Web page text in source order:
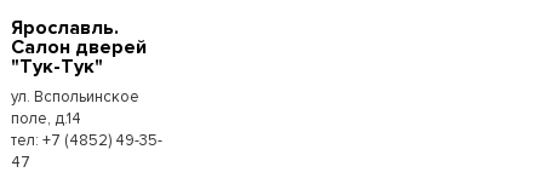
Ярославль.
Салон дверей
"Тук-Тук"
ул. Вспольинское
поле, д.14
тел: +7 (4852) 49-35-
47